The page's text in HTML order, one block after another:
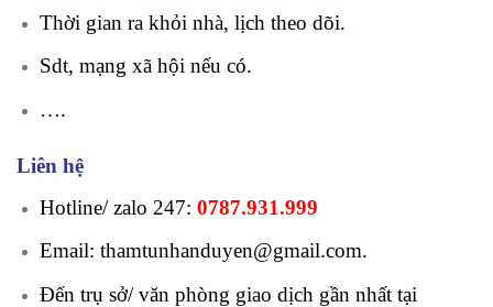
Thời gian ra khỏi nhà, lịch theo dõi.
Sdt, mạng xã hội nếu có.
….
Liên hệ
Hotline/ zalo 247: 0787.931.999
Email: thamtunhanduyen@gmail.com.
Đến trụ sở/ văn phòng giao dịch gần nhất tại